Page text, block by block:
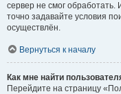
сервер не смог
точно задавайте условия
осуществлён.
Вернуться к началу
Как мне найти
Перейдите на страницу